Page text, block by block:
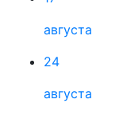
августа
24
августа